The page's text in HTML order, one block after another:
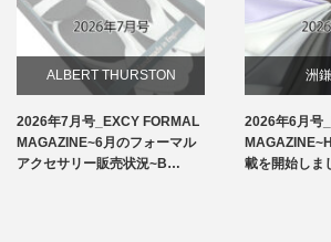
ALBERT THURSTON
お知らせ
2026年7月号_EXCY FORMAL
MAGAZINE~6月のフォーマル
アクセサリー販売状況~B…
洲
2026年6月号
載を開始しま